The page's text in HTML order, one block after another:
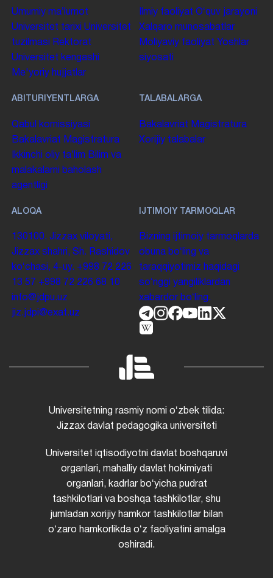
Umumiy maʼlumot
Universitet tarixi Universitet
tuzilmasi Rektorat
Universitet kengashi
Me'yoriy hujjatlar
Ilmiy faoliyat Oʻquv jarayoni
Xalqaro munosabatlar
Moliyaviy faoliyat Yoshlar
siyosati
ABITURIYENTLARGA
Qabul komissiyasi
Bakalavriat Magistratura
Ikkinchi oliy taʼlim Bilim va
malakalarni baholash
agentligi
TALABALARGA
Bakalavriat Magistratura
Xorijiy talabalar
ALOQA
130100. Jizzax viloyati,
Jizzax shahri, Sh. Rashidov
koʻchasi, 4-uy. +998 72 226
13 57 +998 72 226 68 10
info@jdpu.uz
jiz.jdpi@exat.uz
IJTIMOIY TARMOQLAR
Bizning ijtimoiy tarmoqlarda
obuna boʻling va
taraqqiyotimiz haqidagi
soʻnggi yangiliklardan
xabardor boʻling.
Universitetning rasmiy nomi oʻzbek tilida:
Jizzax davlat pedagogika universiteti
Universitet iqtisodiyotni davlat boshqaruvi
organlari, mahalliy davlat hokimiyati
organlari, kadrlar boʻyicha pudrat
tashkilotlari va boshqa tashkilotlar, shu
jumladan xorijiy hamkor tashkilotlar bilan
oʻzaro hamkorlikda oʻz faoliyatini amalga
oshiradi.